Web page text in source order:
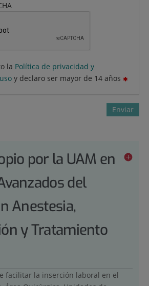
la Política de privacidad y
y declaro ser mayor de 14 años
Enviar
por la UAM en
del
Anestesia,
y Tratamiento
facilitar la inserción laboral en el